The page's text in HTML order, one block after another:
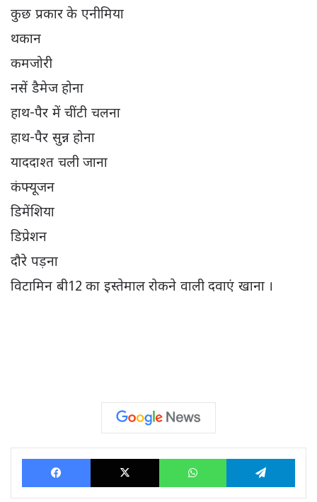
कुछ प्रकार के एनीमिया
थकान
कमजोरी
नसें डैमेज होना
हाथ-पैर में चींटी चलना
हाथ-पैर सुन्न होना
याददाश्त चली जाना
कंफ्यूजन
डिमेंशिया
डिप्रेशन
दौरे पड़ना
​विटामिन बी12 का इस्तेमाल रोकने वाली दवाएं खाना​ ।
Facebook X WhatsApp